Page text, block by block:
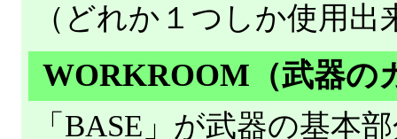
（どれか１つしか使用出
WORKROOM（武器の
「BASE」が武器の基本